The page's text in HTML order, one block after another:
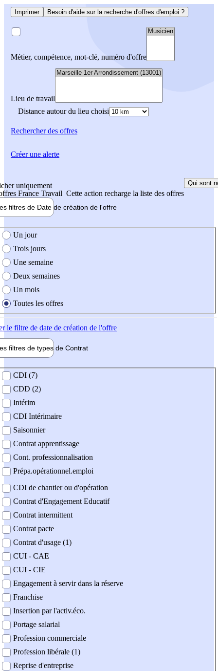
Imprimer Besoin d'aide sur la recherche d'offres d'emploi ?
Métier, compétence, mot-clé, numéro d'offre
Lieu de travail
Distance autour du lieu choisi
Rechercherdes offres
uniquement
France Travail Cette action recharge la liste des offres
Qui sont
filtres de Date de création de l'offre
création de l'offre
Un jour
Trois jours
Une semaine
Deux semaines
Un mois
Toutes les offres
le filtre de date de création de l'offre
filtres de types de Contrat
contrat
CDI (7)
CDD (2)
Intérim
CDI Intérimaire
Saisonnier
Contrat apprentissage
Cont. professionnalisation
Prépa.opérationnel.emploi
CDI de chantier ou d'opération
Contrat d'Engagement Educatif
Contrat intermittent
Contrat pacte
Contrat d'usage (1)
CUI - CAE
CUI - CIE
Engagement à servir dans la réserve
Franchise
Insertion par l'activ.éco.
Portage salarial
Profession commerciale
Profession libérale (1)
Reprise d'entreprise
Créer une alerte